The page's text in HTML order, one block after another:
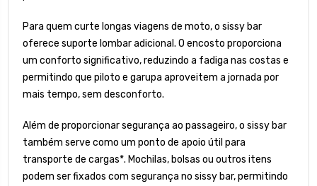
Para quem curte longas viagens de moto, o sissy bar
oferece suporte lombar adicional. O encosto proporciona
um conforto significativo, reduzindo a fadiga nas costas e
permitindo que piloto e garupa aproveitem a jornada por
mais tempo, sem desconforto.
Além de proporcionar segurança ao passageiro, o sissy bar
também serve como um ponto de apoio útil para
transporte de cargas*. Mochilas, bolsas ou outros itens
podem ser fixados com segurança no sissy bar, permitindo